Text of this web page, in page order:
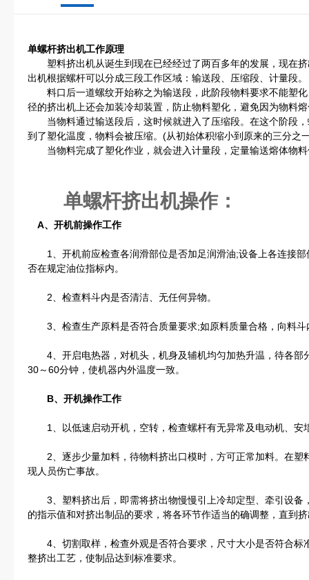
单螺杆挤出机工作原理
塑料挤出机从诞生到现在已经经过了两百多年的发展，现在挤
出机根据螺杆可以分成三段工作区域：输送段、压缩段、计量段。
料口后一道螺纹开始称之为输送段，此阶段物料要求不能塑化
径的挤出机上还会加装冷却装置，防止物料塑化，避免因为物料
当物料通过输送段后，这时候就进入了压缩段。在这个阶段，
到了塑化温度，物料会被压缩。(从初始体积缩小到原来的三分之
当物料完成了塑化作业，就会进入计量段，定量输送熔体物料
单螺杆挤出机操作：
A、开机前操作工作
1、开机前应检查各润滑部位是否加足润滑油;设备上各连接部
否在规定油位指标内。
2、检查料斗内是否清洁、无任何异物。
3、检查生产原料是否符合质量要求;如原料质量合格，向料斗
4、开启电热器，对机头，机身及辅机均匀加热升温，待各部
30～60分钟，使机器内外温度一致。
B、开机操作工作
1、以低速启动开机，空转，检查螺杆有无异常及电动机、安
2、逐步少量加料，待物料挤出口模时，方可正常加料。在塑
现人员伤亡事故。
3、塑料挤出后，即需将挤出物慢慢引上冷却定型、牵引设备
的指示值和对挤出制品的要求，将各环节作适当的确调整，直到
4、切割取样，检查外观是否符合要求，尺寸大小是否符合标
整挤出工艺，使制品达到标准要求。